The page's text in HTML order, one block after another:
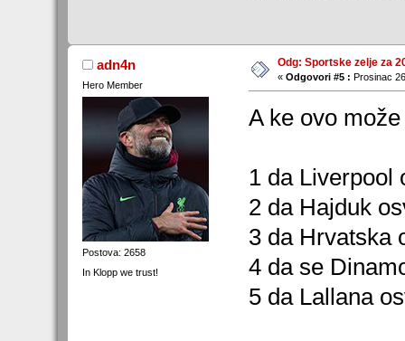
adn4n
Hero Member
Postova: 2658
In Klopp we trust!
Odg: Sportske zelje za
« Odgovori #5 : Prosinac
A ke ovo
1 da Liverpool
2 da Hajduk
3 da Hrvatska
4 da se
5 da Lallana